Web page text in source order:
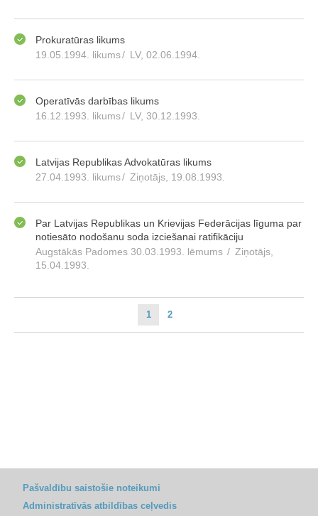
Prokuratūras likums
19.05.1994. likums/ LV, 02.06.1994.
Operatīvās darbības likums
16.12.1993. likums/ LV, 30.12.1993.
Latvijas Republikas Advokatūras likums
27.04.1993. likums/ Ziņotājs, 19.08.1993.
Par Latvijas Republikas un Krievijas Federācijas līguma par
notiesāto nodošanu soda izciešanai ratifikāciju
Augstākās Padomes 30.03.1993. lēmums / Ziņotājs,
15.04.1993.
1 2
Pašvaldību saistošie noteikumi
Administratīvās atbildības ceļvedis